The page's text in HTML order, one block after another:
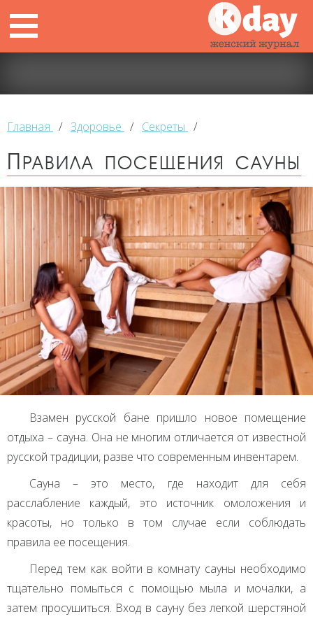
Главная / Здоровье / Секреты /
Правила посещения сауны
Взамен русской бане пришло новое помещение
отдыха – сауна. Она не многим отличается от известной
русской традиции, разве что современным инвентарем.
Сауна – это место, где находит для себя
расслабление каждый, это источник омоложения и
красоты, но только в том случае если соблюдать
правила ее посещения.
Перед тем как войти в комнату сауны необходимо
тщательно помыться с помощью мыла и мочалки, а
затем просушиться. Вход в сауну без легкой шерстяной